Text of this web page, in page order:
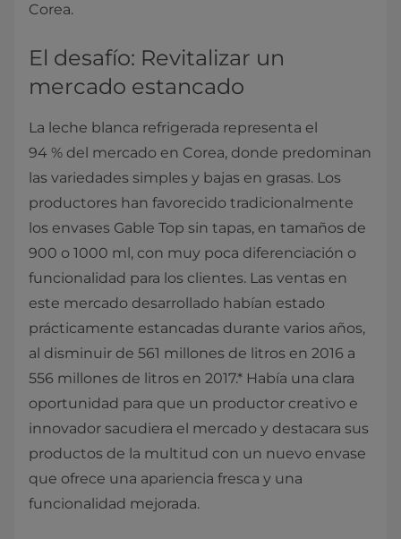
Corea.
El desafío: Revitalizar un
mercado estancado
La leche blanca refrigerada representa el
94 % del mercado en Corea, donde predominan
las variedades simples y bajas en grasas. Los
productores han favorecido tradicionalmente
los envases Gable Top sin tapas, en tamaños de
900 o 1000 ml, con muy poca diferenciación o
funcionalidad para los clientes. Las ventas en
este mercado desarrollado habían estado
prácticamente estancadas durante varios años,
al disminuir de 561 millones de litros en 2016 a
556 millones de litros en 2017.* Había una clara
oportunidad para que un productor creativo e
innovador sacudiera el mercado y destacara sus
productos de la multitud con un nuevo envase
que ofrece una apariencia fresca y una
funcionalidad mejorada.